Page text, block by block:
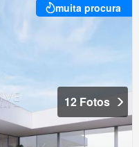
muita procura
12 Fotos